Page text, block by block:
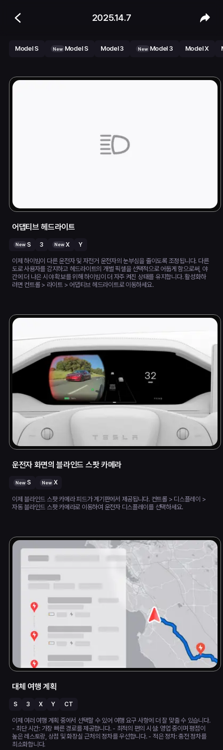
2025.14.7
Model S New Model S Model 3 New Model 3 Model X
어댑티브 헤드라이트
New S 3 New X Y
이제 하이빔이 다른 운전자 및 자전거 운전자의 눈부심을 줄이도록 조정됩니다. 다른
도로 사용자를 감지하고 헤드라이트의 개별 픽셀을 선택적으로 어둡게 함으로써, 야
간에 더 나은 시야 확보를 위해 하이빔이 더 자주 켜진 상태를 유지합니다. 활성화하
려면 컨트롤 > 라이트 > 어댑티브 헤드라이트로 이동하세요.
운전자 화면의 블라인드 스팟 카메라
New S New X
이제 블라인드 스팟 카메라 피드가 계기판에서 제공됩니다. 컨트롤 > 디스플레이 >
자동 블라인드 스팟 카메라로 이동하여 운전자 디스플레이를 선택하세요.
대체 여행 계획
S 3 X Y CT
이제 여러 여행 계획 중에서 선택할 수 있어 여행 요구 사항에 더 잘 맞출 수 있습니다.
- 최단 시간: 가장 빠른 경로를 제공합니다. - 최적의 편의 시설: 영업 중이며 평점이
높은 레스토랑, 상점 및 화장실 근처의 정차를 우선합니다. - 적은 정차: 충전 정차를
최소화합니다.